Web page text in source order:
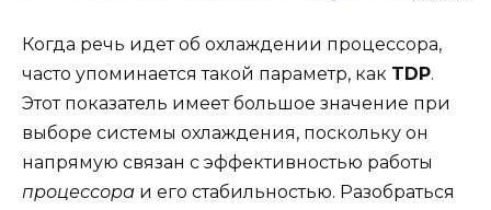
Когда речь идет об охлаждении процессора,
часто упоминается такой параметр, как TDP.
Этот показатель имеет большое значение при
выборе системы охлаждения, поскольку он
напрямую связан с эффективностью работы
процессора и его стабильностью. Разобраться